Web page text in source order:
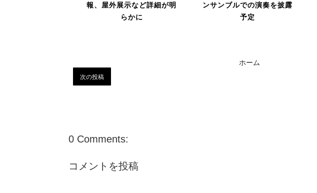
報、屋外展示など詳細が明
らかに
ンサンブルでの演奏を披露
予定
次の投稿
ホーム
0 Comments:
コメントを投稿